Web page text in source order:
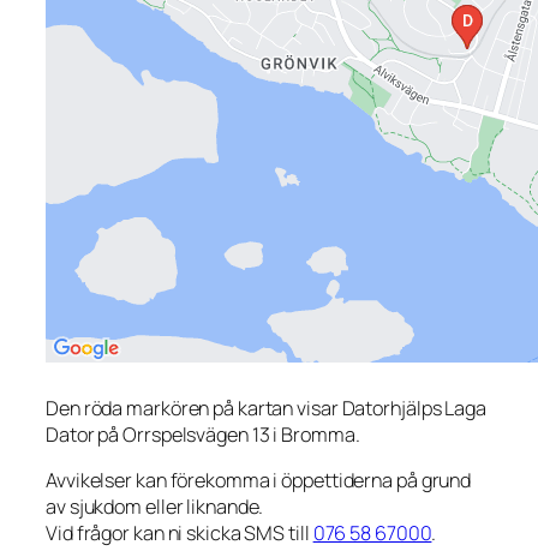
Den röda markören på kartan visar Datorhjälps Laga
Dator på Orrspelsvägen 13 i Bromma.
Avvikelser kan förekomma i öppettiderna på grund
av sjukdom eller liknande.
Vid frågor kan ni skicka SMS till 076 58 67000.